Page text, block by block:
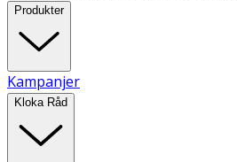
Produkter
Kampanjer
Kloka Råd